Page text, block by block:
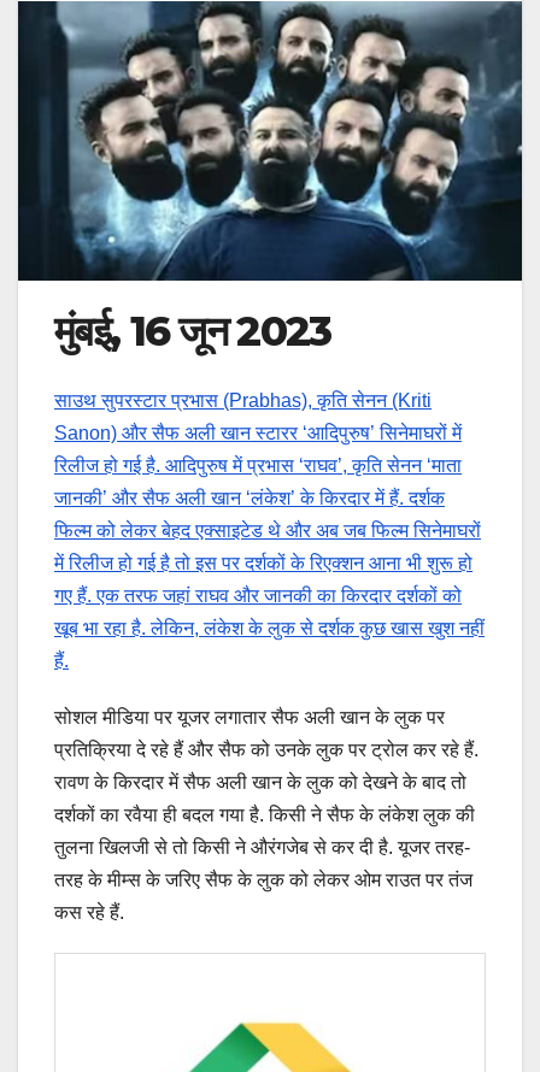
मुंबई, 16 जून 2023
साउथ सुपरस्टार प्रभास (Prabhas), कृति सेनन (Kriti
Sanon) और सैफ अली खान स्टारर ‘आदिपुरुष’ सिनेमाघरों में
रिलीज हो गई है. आदिपुरुष में प्रभास ‘राघव’, कृति सेनन ‘माता
जानकी’ और सैफ अली खान ‘लंकेश’ के किरदार में हैं. दर्शक
फिल्म को लेकर बेहद एक्साइटेड थे और अब जब फिल्म सिनेमाघरों
में रिलीज हो गई है तो इस पर दर्शकों के रिएक्शन आना भी शुरू हो
गए हैं. एक तरफ जहां राघव और जानकी का किरदार दर्शकों को
खूब भा रहा है. लेकिन, लंकेश के लुक से दर्शक कुछ खास खुश नहीं
हैं.
सोशल मीडिया पर यूजर लगातार सैफ अली खान के लुक पर
प्रतिक्रिया दे रहे हैं और सैफ को उनके लुक पर ट्रोल कर रहे हैं.
रावण के किरदार में सैफ अली खान के लुक को देखने के बाद तो
दर्शकों का रवैया ही बदल गया है. किसी ने सैफ के लंकेश लुक की
तुलना खिलजी से तो किसी ने औरंगजेब से कर दी है. यूजर तरह-
तरह के मीम्स के जरिए सैफ के लुक को लेकर ओम राउत पर तंज
कस रहे हैं.